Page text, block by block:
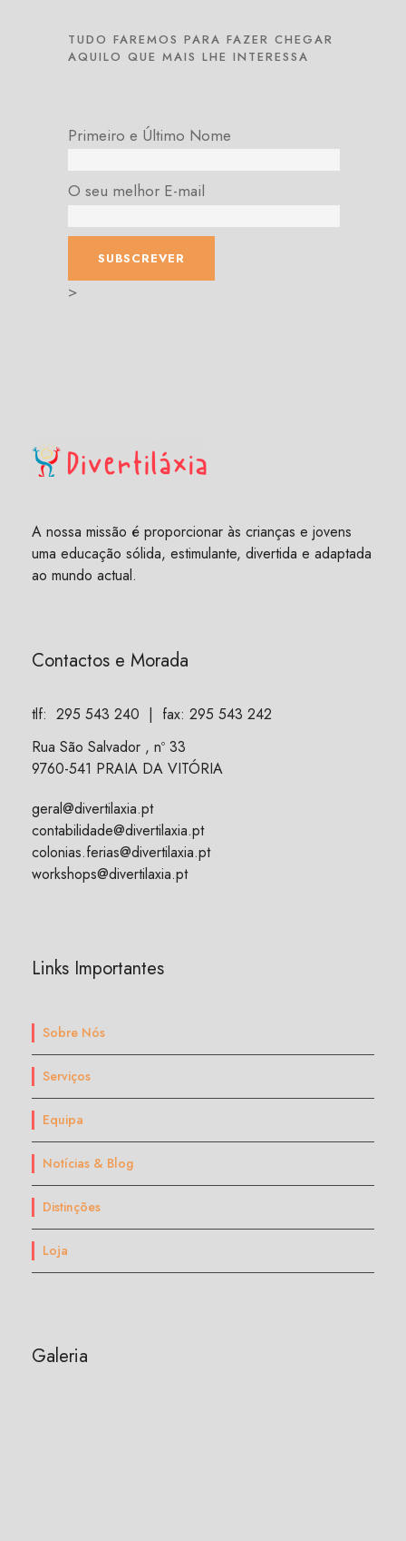
TUDO FAREMOS PARA FAZER CHEGAR
AQUILO QUE MAIS LHE INTERESSA
Primeiro e Último Nome
O seu melhor E-mail
>
A nossa missão é proporcionar às crianças e jovens
uma educação sólida, estimulante, divertida e adaptada
ao mundo actual.
Contactos e Morada
tlf: 295 543 240 | fax: 295 543 242
Rua São Salvador , nº 33
9760-541 PRAIA DA VITÓRIA
geral@divertilaxia.pt
contabilidade@divertilaxia.pt
colonias.ferias@divertilaxia.pt
workshops@divertilaxia.pt
Links Importantes
Sobre Nós
Serviços
Equipa
Notícias & Blog
Distinções
Loja
Galeria